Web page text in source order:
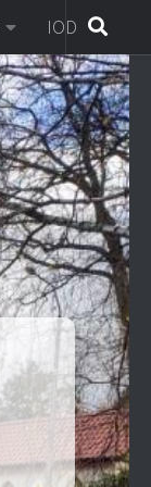
IOD